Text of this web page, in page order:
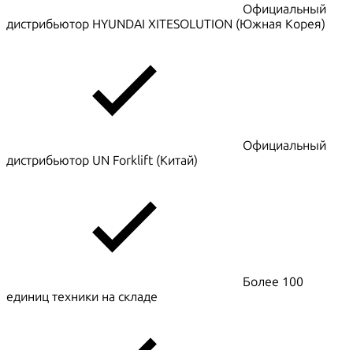
Официальный
дистрибьютор HYUNDAI XITESOLUTION (Южная Корея)
Официальный
дистрибьютор UN Forklift (Китай)
Более 100
единиц техники на складе